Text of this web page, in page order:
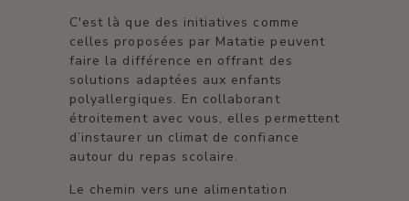
C'est là que des initiatives comme
celles proposées par Matatie peuvent
faire la différence en offrant des
solutions adaptées aux enfants
polyallergiques. En collaborant
étroitement avec vous, elles permettent
d’instaurer un climat de confiance
autour du repas scolaire.
Le chemin vers une alimentation